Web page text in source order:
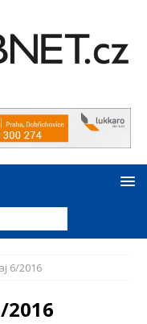
6/2016
2016